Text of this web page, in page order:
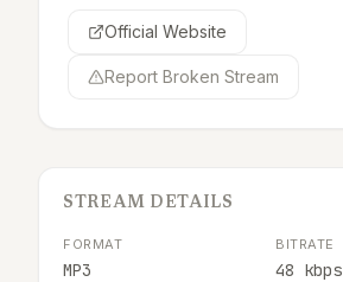
Official Website
Report Broken Stream
STREAM DETAILS
FORMAT
MP3
BITRATE
48 kbps